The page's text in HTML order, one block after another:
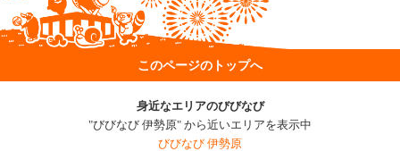
このページのトップへ
身近なエリアのびびなび
"びびなび 伊勢原" から近いエリアを表示中
びびなび 伊勢原